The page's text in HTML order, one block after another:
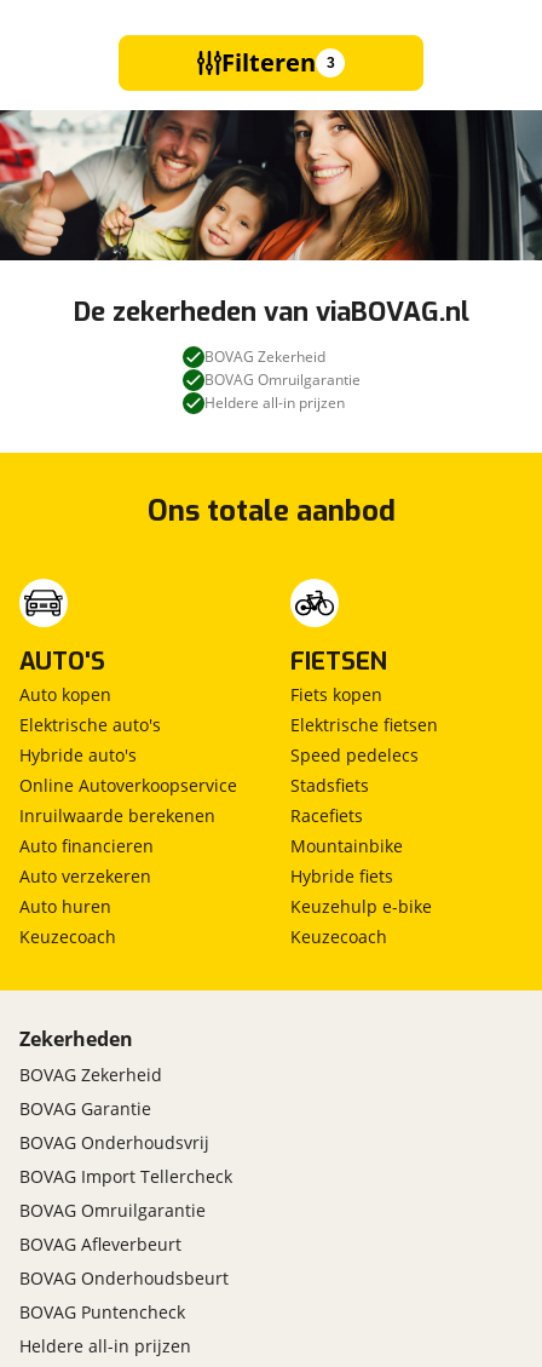
Filteren 3
De zekerheden van viaBOVAG.nl
BOVAG Zekerheid
BOVAG Omruilgarantie
Heldere all-in prijzen
Ons totale aanbod
AUTO'S
Auto kopen
Elektrische auto's
Hybride auto's
Online Autoverkoopservice
Inruilwaarde berekenen
Auto financieren
Auto verzekeren
Auto huren
Keuzecoach
FIETSEN
Fiets kopen
Elektrische fietsen
Speed pedelecs
Stadsfiets
Racefiets
Mountainbike
Hybride fiets
Keuzehulp e-bike
Keuzecoach
Zekerheden
BOVAG Zekerheid
BOVAG Garantie
BOVAG Onderhoudsvrij
BOVAG Import Tellercheck
BOVAG Omruilgarantie
BOVAG Afleverbeurt
BOVAG Onderhoudsbeurt
BOVAG Puntencheck
Heldere all-in prijzen